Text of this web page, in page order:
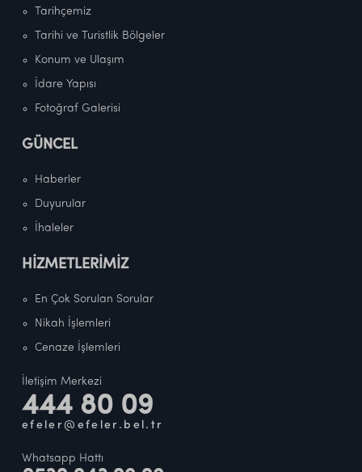
Tarihçemiz
Tarihi ve Turistlik Bölgeler
Konum ve Ulaşım
İdare Yapısı
Fotoğraf Galerisi
GÜNCEL
Haberler
Duyurular
İhaleler
HİZMETLERİMİZ
En Çok Sorulan Sorular
Nikah İşlemleri
Cenaze İşlemleri
İletişim Merkezi
444 80 09
efeler@efeler.bel.tr
Whatsapp Hattı